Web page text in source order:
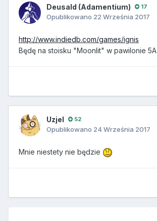
Deusald (Adamentium) 17
Opublikowano 22 Września 2017
http://www.indiedb.com/games/ignis
Będę na stoisku "Moonlit" w pawilonie 5A
Uzjel 52
Opublikowano 24 Września 2017
Mnie niestety nie będzie